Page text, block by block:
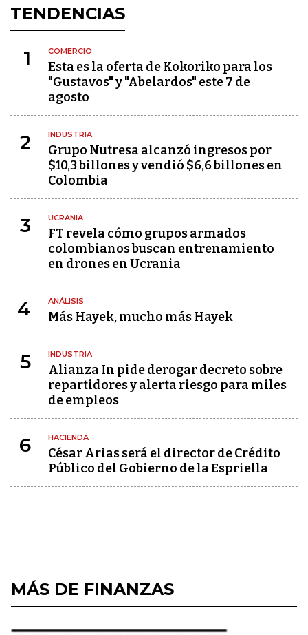
TENDENCIAS
1 COMERCIO
Esta es la oferta de Kokoriko para los
"Gustavos" y "Abelardos" este 7 de
agosto
2 INDUSTRIA
Grupo Nutresa alcanzó ingresos por
$10,3 billones y vendió $6,6 billones en
Colombia
3 UCRANIA
FT revela cómo grupos armados
colombianos buscan entrenamiento
en drones en Ucrania
4 ANÁLISIS
Más Hayek, mucho más Hayek
5 INDUSTRIA
Alianza In pide derogar decreto sobre
repartidores y alerta riesgo para miles
de empleos
6 HACIENDA
César Arias será el director de Crédito
Público del Gobierno de la Espriella
MÁS DE FINANZAS